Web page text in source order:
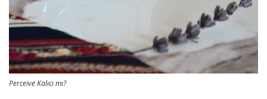
Perceive Kalıcı mı?